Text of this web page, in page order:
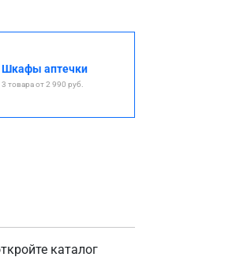
Шкафы аптечки
3 товара от 2 990 руб.
каталог